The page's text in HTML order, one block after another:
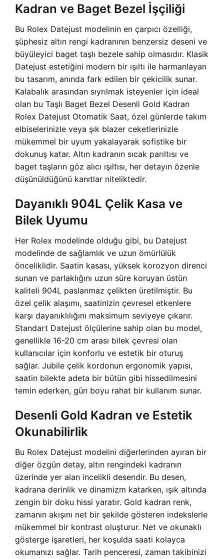
Kadran ve Baget Bezel İşçiliği
Bu Rolex Datejust modelinin en çarpıcı özelliği,
şüphesiz altın rengi kadranının benzersiz deseni ve
büyüleyici baget taşlı bezele sahip olmasıdır. Klasik
Datejust estetiğini modern bir ışıltı ile harmanlayan
bu tasarım, anında fark edilen bir çekicilik sunar.
Kalabalık arasından sıyrılmak isteyenler için ideal
olan bu Taşlı Baget Bezel Desenli Gold Kadran
Rolex Datejust Otomatik Saat, özel günlerde takım
elbiselerinizle veya şık blazer ceketlerinizle
mükemmel bir uyum yakalayarak sofistike bir
dokunuş katar. Altın kadranın sıcak parıltısı ve
baget taşların göz alıcı ışıltısı, her detayın özenle
düşünüldüğünü kanıtlar niteliktedir.
Dayanıklı 904L Çelik Kasa ve
Bilek Uyumu
Her Rolex modelinde olduğu gibi, bu Datejust
modelinde de sağlamlık ve uzun ömürlülük
önceliklidir. Saatin kasası, yüksek korozyon direnci
sunan ve parlaklığını uzun süre koruyan üstün
kaliteli 904L paslanmaz çelikten üretilmiştir. Bu
özel çelik alaşımı, saatinizin çevresel etkenlere
karşı dayanıklılığını maksimum seviyeye çıkarır.
Standart Datejust ölçülerine sahip olan bu model,
genellikle 16-20 cm arası bilek çevresi olan
kullanıcılar için konforlu ve estetik bir oturuş
sağlar. Jubile çelik kordonun ergonomik yapısı,
saatin bilekte adeta bir bütün gibi hissedilmesini
temin ederken, gün boyu rahat bir kullanım sunar.
Desenli Gold Kadran ve Estetik
Okunabilirlik
Bu Rolex Datejust modelini diğerlerinden ayıran bir
diğer özgün detay, altın rengindeki kadranın
üzerinde yer alan incelikli desendir. Bu desen,
kadrana derinlik ve dinamizm katarken, ışık altında
zengin bir doku hissi yaratır. Gold kadran renk,
zamanın akışını net bir şekilde gösteren indekslerle
mükemmel bir kontrast oluşturur. Net ve okunaklı
gösterge işaretleri, her koşulda saati kolayca
okumanızı sağlar. Tarih penceresi, zaman takibinizi